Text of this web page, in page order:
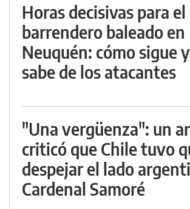
Horas decisivas para el
barrendero baleado en
Neuquén: cómo sigue
sabe de los atacantes
"Una vergüenza": un
criticó que Chile tuvo
despejar el lado
Cardenal Samoré